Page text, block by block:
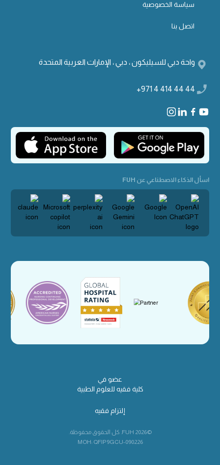
سياسة الخصوصية
اتصل بنا
واحة دبي للسيليكون ، دبي ، الإمارات العربية المتحدة
+971 4 414 44 44
اسأل الذكاء الاصطناعي عن FUH
عضو في
كلية فقيه للعلوم الطبية
إلتزام فقيه
©2026 FUH. كل الحقوق محفوظة.
MOH: QFIP9GCU-090226